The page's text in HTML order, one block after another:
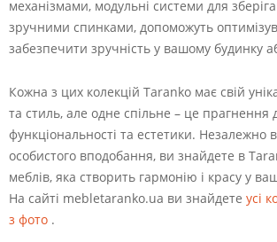
механізмами, модульні системи для
зручними спинками, допоможуть
забезпечити зручність у вашому будинку
Кожна з цих колекцій Taranko має свій
та стиль, але одне спільне – це прагнення
функціональності та естетики. Незалежно
особистого вподобання, ви знайдете в
меблів, яка створить гармонію і красу у
На сайті mebletaranko.ua ви знайдете усі
з фото .